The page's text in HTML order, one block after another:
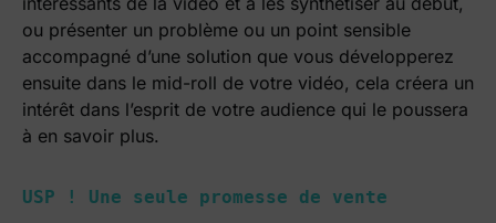
ou présenter un problème ou un point sensible
accompagné d’une solution que vous développerez
ensuite dans le mid-roll de votre vidéo, cela créera un
intérêt dans l’esprit de votre audience qui le poussera
à en savoir plus.
USP ! Une seule promesse de vente